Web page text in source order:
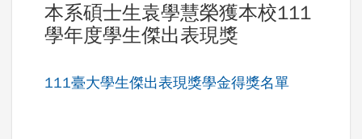
本系碩士生袁學慧榮獲本校111
學年度學生傑出表現獎
111臺大學生傑出表現獎學金得獎名單